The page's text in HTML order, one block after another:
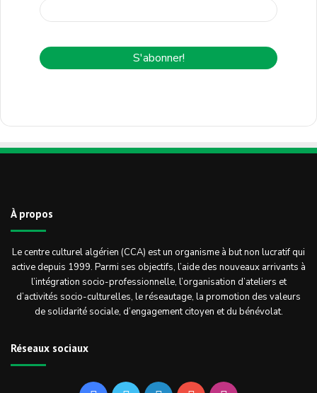
À propos
Le centre culturel algérien (CCA) est un organisme à but non lucratif qui
active depuis 1999. Parmi ses objectifs, l’aide des nouveaux arrivants à
l’intégration socio-professionnelle, l’organisation d’ateliers et
d’activités socio-culturelles, le réseautage, la promotion des valeurs
de solidarité sociale, d’engagement citoyen et du bénévolat.
Réseaux sociaux